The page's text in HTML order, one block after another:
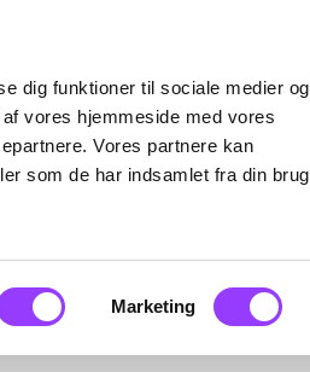
dig funktioner til sociale medier og
vores hjemmeside med vores
Vores partnere kan
som de har indsamlet fra din brug
Marketing